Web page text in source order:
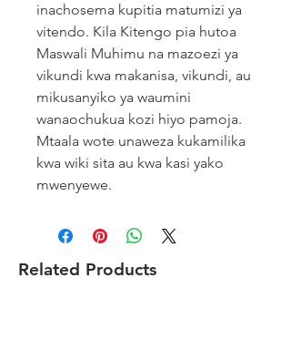
inachosema kupitia matumizi ya
vitendo. Kila Kitengo pia hutoa
Maswali Muhimu na mazoezi ya
vikundi kwa makanisa, vikundi, au
mikusanyiko ya waumini
wanaochukua kozi hiyo pamoja.
Mtaala wote unaweza kukamilika
kwa wiki sita au kwa kasi yako
mwenyewe.
Related Products